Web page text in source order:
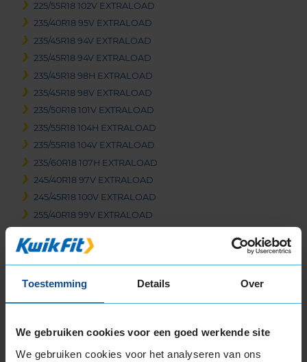
Toestemming Details Over
We gebruiken cookies voor een goed werkende site
We gebruiken cookies voor het analyseren van ons
225/55R18 102V EXTRALOAD
235/40R18 95V EXTRALOAD
235/45R18 94V EXTRALOAD
235/45R18 94V EXTRALOAD
235/45R18 98H EXTRALOAD
235/45R18 98V EXTRALOAD
235/50R18 101V EXTRALOAD
235/55R18 104H EXTRALOAD
235/55R18 104V EXTRALOAD
235/60R18 107H EXTRALOAD
245/40R18 97V EXTRALOAD
245/45R18 100V EXTRALOAD
255/40R18 99V EXTRALOAD
255/55R18 109H EXTRALOAD
255/55R18 109V EXTRALOAD
19-inch banden
225/40R19 93T EXTRALOAD